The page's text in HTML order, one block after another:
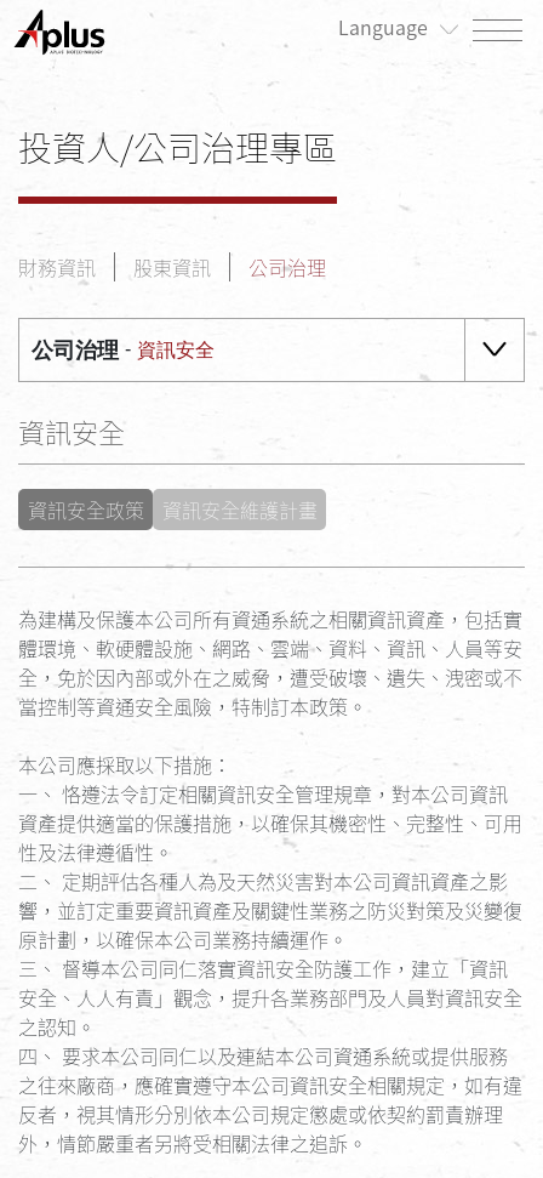
Language
最新消息
患者專區
永續發展/利害關係人專區
聯絡我們
投資人/公司治理專區
財務資訊 股東資訊 公司治理
公司治理 資訊安全
資訊安全
資訊安全政策 資訊安全維護計畫
為建構及保護本公司所有資通系統之相關資訊資產，包括實
體環境、軟硬體設施、網路、雲端、資料、資訊、人員等安
全，免於因內部或外在之威脅，遭受破壞、遺失、洩密或不
當控制等資通安全風險，特制訂本政策。
本公司應採取以下措施：
一、 恪遵法令訂定相關資訊安全管理規章，對本公司資訊
資產提供適當的保護措施，以確保其機密性、完整性、可用
性及法律遵循性。
二、 定期評估各種人為及天然災害對本公司資訊資產之影
響，並訂定重要資訊資產及關鍵性業務之防災對策及災變復
原計劃，以確保本公司業務持續運作。
三、 督導本公司同仁落實資訊安全防護工作，建立「資訊
安全、人人有責」觀念，提升各業務部門及人員對資訊安全
之認知。
四、 要求本公司同仁以及連結本公司資通系統或提供服務
之往來廠商，應確實遵守本公司資訊安全相關規定，如有違
反者，視其情形分別依本公司規定懲處或依契約罰責辦理
外，情節嚴重者另將受相關法律之追訴。